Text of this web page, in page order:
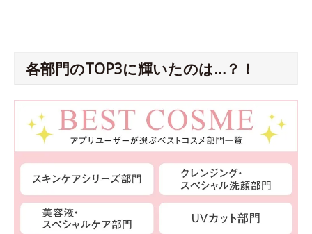
各部門のTOP3に輝いたのは…？！